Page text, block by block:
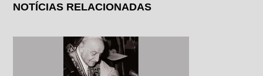
NOTÍCIAS RELACIONADAS